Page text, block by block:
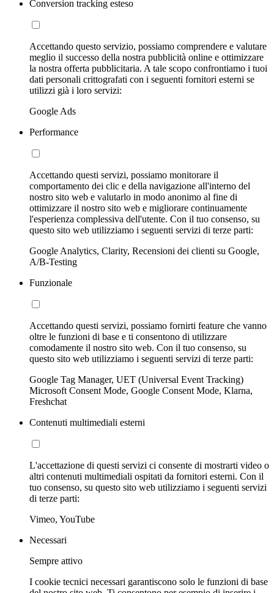
Conversion tracking esteso
Accettando questo servizio, possiamo comprendere e valutare
meglio il successo della nostra pubblicità online e ottimizzare
la nostra offerta pubblicitaria. A tale scopo confrontiamo i tuoi
dati personali crittografati con i seguenti fornitori esterni se
utilizzi già i loro servizi:
Google Ads
Performance
Accettando questi servizi, possiamo monitorare il
comportamento dei clic e della navigazione all'interno del
nostro sito web e valutarlo in modo anonimo al fine di
ottimizzare il nostro sito web e migliorare continuamente
l'esperienza complessiva dell'utente. Con il tuo consenso, su
questo sito web utilizziamo i seguenti servizi di terze parti:
Google Analytics, Clarity, Recensioni dei clienti su Google,
A/B-Testing
Funzionale
Accettando questi servizi, possiamo fornirti feature che vanno
oltre le funzioni di base e ti consentono di utilizzare
comodamente il nostro sito web. Con il tuo consenso, su
questo sito web utilizziamo i seguenti servizi di terze parti:
Google Tag Manager, UET (Universal Event Tracking)
Microsoft Consent Mode, Google Consent Mode, Klarna,
Freshchat
Contenuti multimediali esterni
L'accettazione di questi servizi ci consente di mostrarti video o
altri contenuti multimediali ospitati da fornitori esterni. Con il
tuo consenso, su questo sito web utilizziamo i seguenti servizi
di terze parti:
Vimeo, YouTube
Necessari
Sempre attivo
I cookie tecnici necessari garantiscono solo le funzioni di base